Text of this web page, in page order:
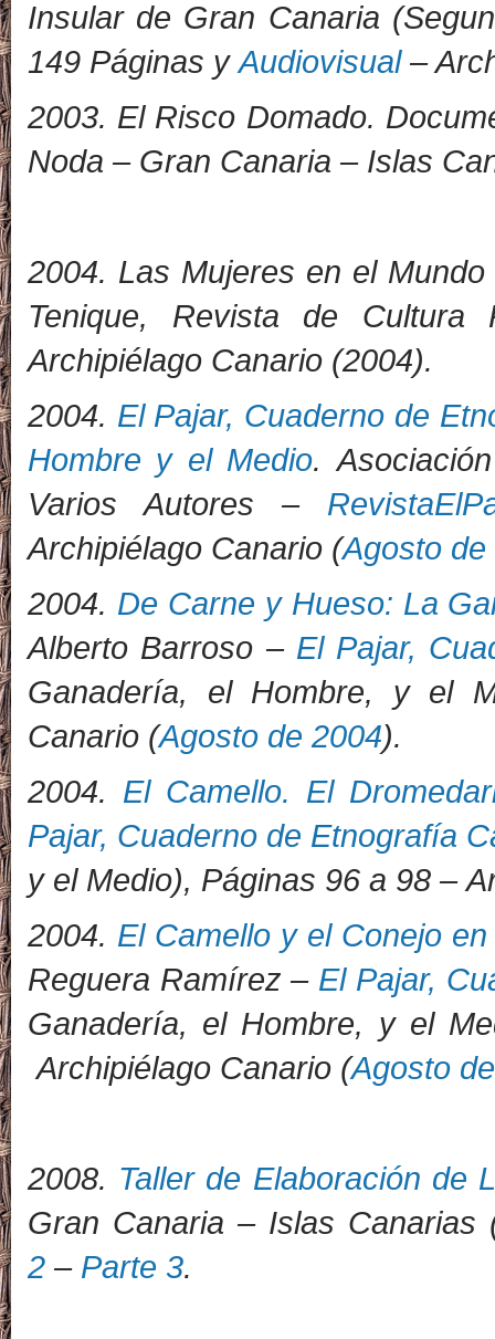
Insular de Gran Canaria
149 Páginas yAudiovisual–
2003. El Risco Domado.
Noda – Gran Canaria – Islas
2004. Las Mujeres en el
Tenique, Revista de
Archipiélago Canario (2004).
2004. El Pajar, Cuaderno de
Hombre y el Medio.
Varios Autores –
Archipiélago Canario (Agosto de
2004. De Carne y Hueso: La
Alberto Barroso – El Pajar,
Ganadería, el Hombre, y el
Canario (Agosto de 2004).
2004. El Camello. El
Pajar, Cuaderno de Etnografía
y el Medio), Páginas 96 a 98 –
2004. El Camello y el Conejo
Reguera Ramírez – El Pajar,
Ganadería, el Hombre, y el
Archipiélago Canario (Agosto
2008. Taller de Elaboración de
Gran Canaria – Islas
2 – Parte 3.